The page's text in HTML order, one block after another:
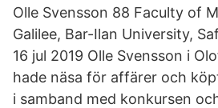
Olle Svensson 88 Faculty of
Galilee, Bar-Ilan University,
16 jul 2019 Olle Svensson i
hade näsa för affärer och
i samband med konkursen